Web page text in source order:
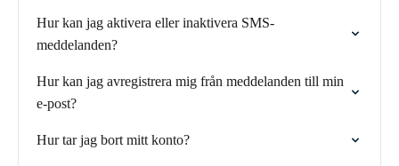
Hur kan jag aktivera eller inaktivera SMS-
meddelanden?
Hur kan jag avregistrera mig från meddelanden till min
e-post?
Hur tar jag bort mitt konto?